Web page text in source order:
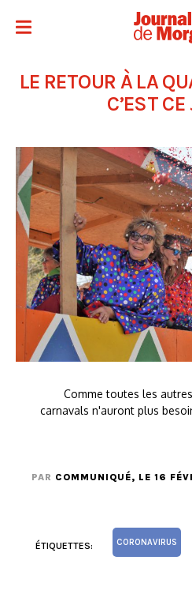
LE RETOUR À LA
C’EST
Comme toutes les
carnavals n'auront plus
PAR COMMUNIQUÉ, LE 16
ÉTIQUETTES: CORONAVIRUS